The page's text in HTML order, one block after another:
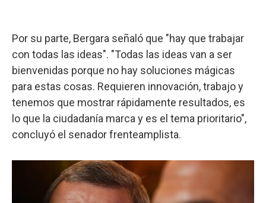
Por su parte, Bergara señaló que "hay que trabajar
con todas las ideas". "Todas las ideas van a ser
bienvenidas porque no hay soluciones mágicas
para estas cosas. Requieren innovación, trabajo y
tenemos que mostrar rápidamente resultados, es
lo que la ciudadanía marca y es el tema prioritario",
concluyó el senador frenteamplista.